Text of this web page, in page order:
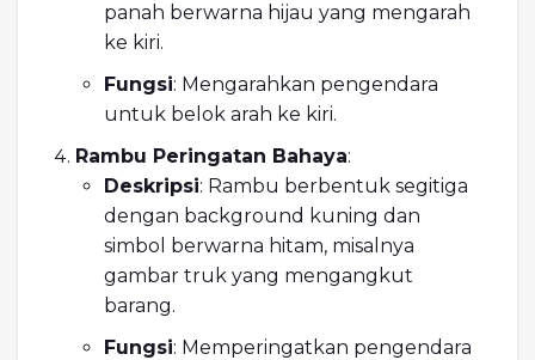
panah berwarna hijau yang mengarah
ke kiri.
Fungsi: Mengarahkan pengendara
untuk belok arah ke kiri.
Rambu Peringatan Bahaya:
Deskripsi: Rambu berbentuk segitiga
dengan background kuning dan
simbol berwarna hitam, misalnya
gambar truk yang mengangkut
barang.
Fungsi: Memperingatkan pengendara